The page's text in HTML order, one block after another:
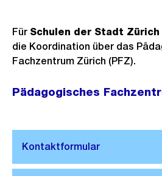
Für Schulen der Stadt Zürich
die Koordination über das
Fachzentrum Zürich (PFZ).
Pädagogisches